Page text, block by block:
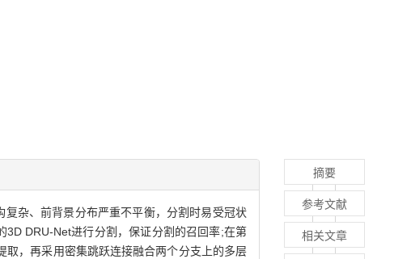
杂、前背景分布严重不平衡，分割时易受冠状
DRU-Net进行分割，保证分割的召回率;在第
，再采用密集跳跃连接融合两个分支上的多层
摘要
参考文献
相关文章